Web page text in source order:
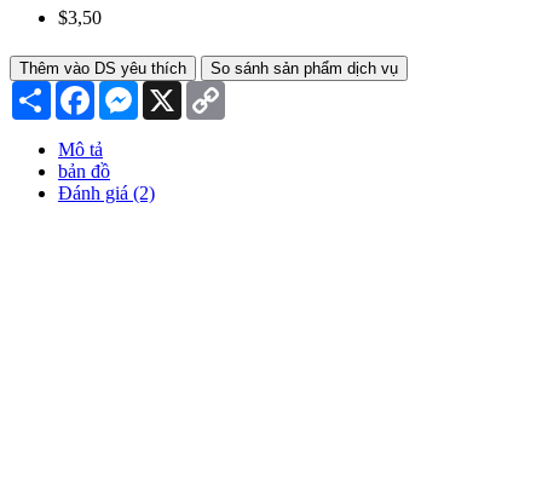
$3,50
Thêm vào DS yêu thích So sánh sản phẩm dịch vụ
Chia
sẻ
FacebookMessenger
X
Mô tả
bản đồ
Đánh giá (2)